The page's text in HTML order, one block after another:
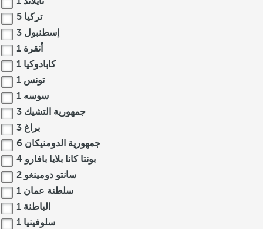
تركيا 5
إسطنبول 3
أنقرة 1
كابادوكيا 1
تونس 1
سوسه 1
جمهورية التشيك 3
براغ 3
جمهورية الدومنيكان 6
بونتا كانا بلايا بافارو 4
سانتو دومينغو 2
سلطنة عمان 1
الباطنة 1
سلوفينيا 1